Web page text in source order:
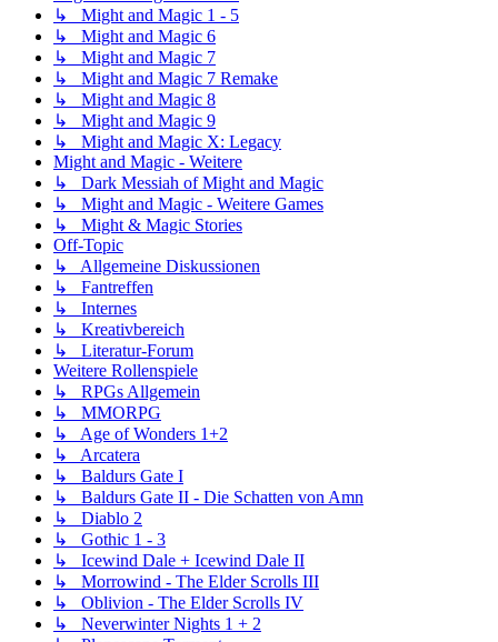
↳ Might and Magic 1 - 5
↳ Might and Magic 6
↳ Might and Magic 7
↳ Might and Magic 7 Remake
↳ Might and Magic 8
↳ Might and Magic 9
↳ Might and Magic X: Legacy
Might and Magic - Weitere
↳ Dark Messiah of Might and Magic
↳ Might and Magic - Weitere Games
↳ Might & Magic Stories
Off-Topic
↳ Allgemeine Diskussionen
↳ Fantreffen
↳ Internes
↳ Kreativbereich
↳ Literatur-Forum
Weitere Rollenspiele
↳ RPGs Allgemein
↳ MMORPG
↳ Age of Wonders 1+2
↳ Arcatera
↳ Baldurs Gate I
↳ Baldurs Gate II - Die Schatten von Amn
↳ Diablo 2
↳ Gothic 1 - 3
↳ Icewind Dale + Icewind Dale II
↳ Morrowind - The Elder Scrolls III
↳ Oblivion - The Elder Scrolls IV
↳ Neverwinter Nights 1 + 2